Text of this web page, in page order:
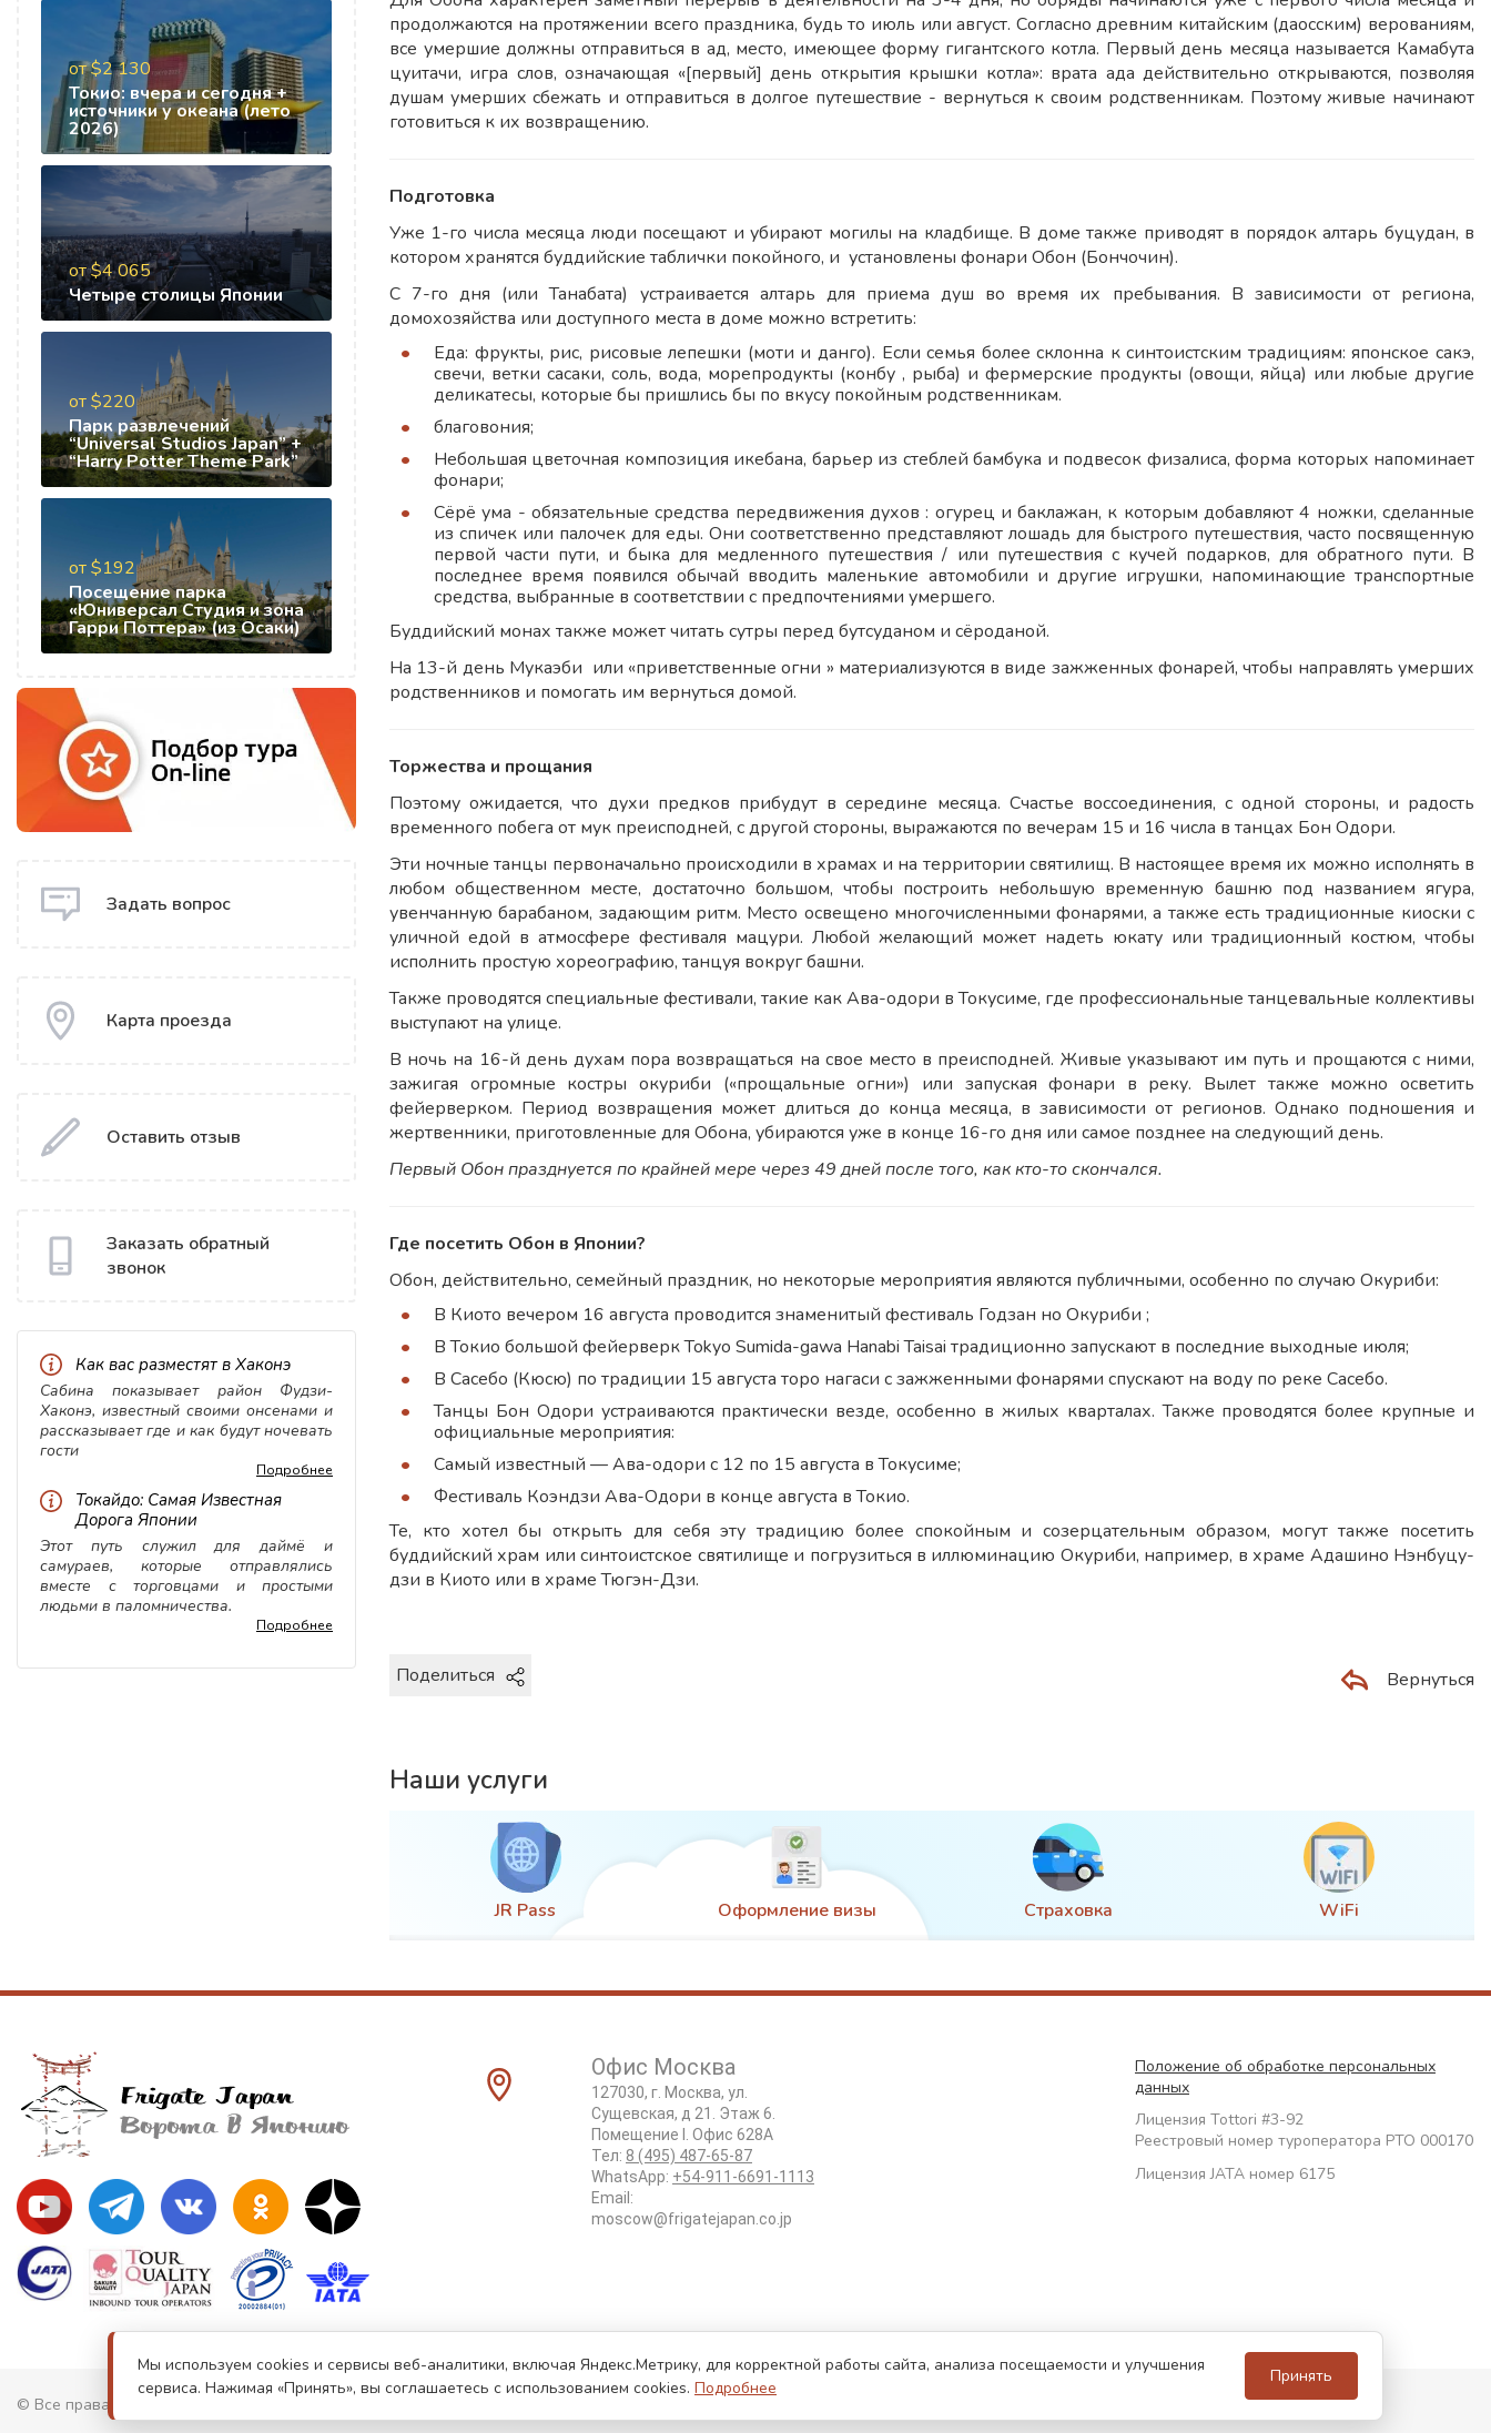
от $2 130
Токио: вчера и сегодня +
источники у океана (лето
2026)
от $4 065
Четыре столицы Японии
от $220
Парк развлечений
“Universal Studios Japan” +
“Harry Potter Theme Park”
от $192
Посещение парка
«Юниверсал Студия и зона
Гарри Поттера» (из Осаки)
Задать вопрос
Карта проезда
Оставить отзыв
Заказать обратный
звонок
Как вас разместят в Хаконэ
Сабина показывает район Фудзи-
Хаконэ, известный своими онсенами и
рассказывает где и как будут ночевать
гости
Подробнее
Токайдо: Самая Известная
Дорога Японии
Этот путь служил для даймё и
самураев, которые отправлялись
вместе с торговцами и простыми
людьми в паломничества.
Подробнее
продолжаются на протяжении всего праздника, будь то июль или август. Согласно древним китайским (даосским) верованиям,
все умершие должны отправиться в ад, место, имеющее форму гигантского котла. Первый день месяца называется Камабута
цуитачи, игра слов, означающая «[первый] день открытия крышки котла»: врата ада действительно открываются, позволяя
душам умерших сбежать и отправиться в долгое путешествие - вернуться к своим родственникам. Поэтому живые начинают
готовиться к их возвращению.
Подготовка
Уже 1-го числа месяца люди посещают и убирают могилы на кладбище. В доме также приводят в порядок алтарь буцудан, в
котором хранятся буддийские таблички покойного, и установлены фонари Обон (Бончочин).
С 7-го дня (или Танабата) устраивается алтарь для приема душ во время их пребывания. В зависимости от региона,
домохозяйства или доступного места в доме можно встретить:
Еда: фрукты, рис, рисовые лепешки (моти и данго). Если семья более склонна к синтоистским традициям: японское сакэ,
свечи, ветки сасаки, соль, вода, морепродукты (конбу , рыба) и фермерские продукты (овощи, яйца) или любые другие
деликатесы, которые бы пришлись бы по вкусу покойным родственникам.
благовония;
Небольшая цветочная композиция икебана, барьер из стеблей бамбука и подвесок физалиса, форма которых напоминает
фонари;
Сёрё ума - обязательные средства передвижения духов : огурец и баклажан, к которым добавляют 4 ножки, сделанные
из спичек или палочек для еды. Они соответственно представляют лошадь для быстрого путешествия, часто посвященную
первой части пути, и быка для медленного путешествия / или путешествия с кучей подарков, для обратного пути. В
последнее время появился обычай вводить маленькие автомобили и другие игрушки, напоминающие транспортные
средства, выбранные в соответствии с предпочтениями умершего.
Буддийский монах также может читать сутры перед бутсуданом и сёроданой.
На 13-й день Мукаэби или «приветственные огни » материализуются в виде зажженных фонарей, чтобы направлять умерших
родственников и помогать им вернуться домой.
Торжества и прощания
Поэтому ожидается, что духи предков прибудут в середине месяца. Счастье воссоединения, с одной стороны, и радость
временного побега от мук преисподней, с другой стороны, выражаются по вечерам 15 и 16 числа в танцах Бон Одори.
Эти ночные танцы первоначально происходили в храмах и на территории святилищ. В настоящее время их можно исполнять в
любом общественном месте, достаточно большом, чтобы построить небольшую временную башню под названием ягура,
увенчанную барабаном, задающим ритм. Место освещено многочисленными фонарями, а также есть традиционные киоски с
уличной едой в атмосфере фестиваля мацури. Любой желающий может надеть юкату или традиционный костюм, чтобы
исполнить простую хореографию, танцуя вокруг башни.
Также проводятся специальные фестивали, такие как Ава-одори в Токусиме, где профессиональные танцевальные коллективы
выступают на улице.
В ночь на 16-й день духам пора возвращаться на свое место в преисподней. Живые указывают им путь и прощаются с ними,
зажигая огромные костры окуриби («прощальные огни») или запуская фонари в реку. Вылет также можно осветить
фейерверком. Период возвращения может длиться до конца месяца, в зависимости от регионов. Однако подношения и
жертвенники, приготовленные для Обона, убираются уже в конце 16-го дня или самое позднее на следующий день.
Первый Обон празднуется по крайней мере через 49 дней после того, как кто-то скончался.
Где посетить Обон в Японии?
Обон, действительно, семейный праздник, но некоторые мероприятия являются публичными, особенно по случаю Окуриби:
В Киото вечером 16 августа проводится знаменитый фестиваль Годзан но Окуриби ;
В Токио большой фейерверк Tokyo Sumida-gawa Hanabi Taisai традиционно запускают в последние выходные июля;
В Сасебо (Кюсю) по традиции 15 августа торо нагаси с зажженными фонарями спускают на воду по реке Сасебо.
Танцы Бон Одори устраиваются практически везде, особенно в жилых кварталах. Также проводятся более крупные и
официальные мероприятия:
Самый известный — Ава-одори с 12 по 15 августа в Токусиме;
Фестиваль Коэндзи Ава-Одори в конце августа в Токио.
Те, кто хотел бы открыть для себя эту традицию более спокойным и созерцательным образом, могут также посетить
буддийский храм или синтоистское святилище и погрузиться в иллюминацию Окуриби, например, в храме Адашино Нэнбуцу-
дзи в Киото или в храме Тюгэн-Дзи.
Поделиться Вернуться
Наши услуги
JR Pass Оформление визы Страховка WiFi
Офис Москва
127030, г. Москва, ул.
Сущевская, д 21. Этаж 6.
Помещение I. Офис 628А
Тел: 8 (495) 487-65-87
WhatsApp: +54-911-6691-1113
Email:
moscow@frigatejapan.co.jp
Положение об обработке персональных
данных
Лицензия Tottori #3-92
Реестровый номер туроператора РТО 000170
Лицензия JATA номер 6175
© Все права защищены. Информация сайта защищена законом об авторских правах.
Мы используем cookies и сервисы веб-аналитики, включая Яндекс.Метрику, для корректной работы сайта, анализа посещаемости и улучшения
сервиса. Нажимая «Принять», вы соглашаетесь с использованием cookies. Подробнее
Принять